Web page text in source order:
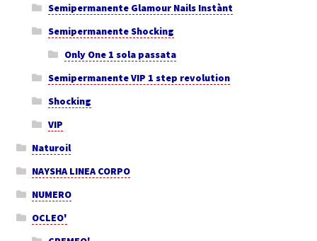
Semipermanente Glamour Nails Instànt
Semipermanente Shocking
Only One 1 sola passata
Semipermanente VIP 1 step revolution
Shocking
VIP
Naturoil
NAYSHA LINEA CORPO
NUMERO
OCLEO'